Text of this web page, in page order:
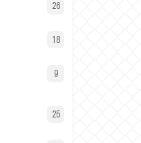
26
18
9
25